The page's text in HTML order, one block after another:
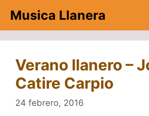
contenido
Musica Llanera
Verano llanero –
Catire Carpio
24 febrero, 2016